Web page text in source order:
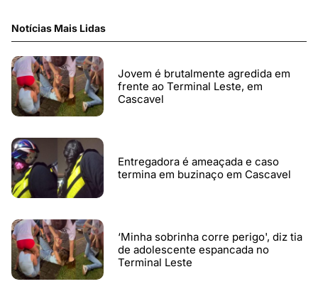
Notícias Mais Lidas
Jovem é brutalmente agredida em
frente ao Terminal Leste, em
Cascavel
Entregadora é ameaçada e caso
termina em buzinaço em Cascavel
‘Minha sobrinha corre perigo', diz tia
de adolescente espancada no
Terminal Leste